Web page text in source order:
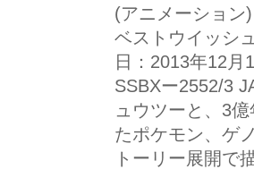
(アニメーション
ベストウイッシ
日：2013年12
SSBXー2552/3
ュウツーと、3
たポケモン、ゲ
トーリー展開で